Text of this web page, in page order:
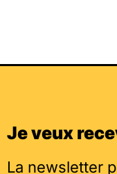
Je veux
La newsletter